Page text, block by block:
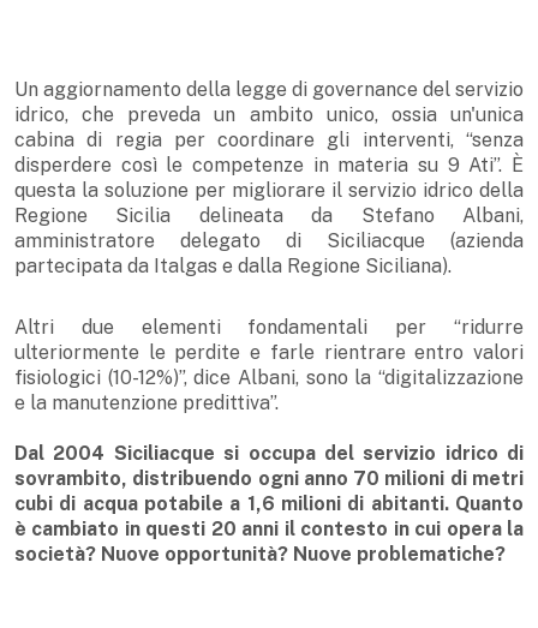
Un aggiornamento della legge di governance del servizio
idrico, che preveda un ambito unico, ossia un'unica
cabina di regia per coordinare gli interventi, “senza
disperdere così le competenze in materia su 9 Ati”. È
questa la soluzione per migliorare il servizio idrico della
Regione Sicilia delineata da Stefano Albani,
amministratore delegato di Siciliacque (azienda
partecipata da Italgas e dalla Regione Siciliana).
Altri due elementi fondamentali per “ridurre
ulteriormente le perdite e farle rientrare entro valori
fisiologici (10-12%)”, dice Albani, sono la “digitalizzazione
e la manutenzione predittiva”.
Dal 2004 Siciliacque si occupa del servizio idrico di
sovrambito, distribuendo ogni anno 70 milioni di metri
cubi di acqua potabile a 1,6 milioni di abitanti. Quanto
è cambiato in questi 20 anni il contesto in cui opera la
società? Nuove opportunità? Nuove problematiche?